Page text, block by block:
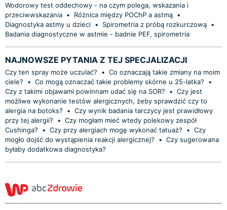
Wodorowy test oddechowy - na czym polega, wskazania i
przeciwwskazania • Różnica między POChP a astmą •
Diagnostyka astmy u dzieci • Spirometria z próbą rozkurczową •
Badania diagnostyczne w astmie - badnie PEF, spirometria
NAJNOWSZE PYTANIA Z TEJ SPECJALIZACJI
Czy ten spray może uczulać? • Co oznaczają takie zmiany na moim
ciele?
• Co mogą oznaczać takie problemy skórne u 25-latka?
•
Czy z takimi objawami powinnam udać się na SOR?
• Czy jest
możliwe wykonanie testów alergicznych, żeby sprawdzić czy to
alergia na botoks?
• Czy wynik badania tarczycy jest prawidłowy
przy tej alergii?
• Czy mogłam mieć wtedy polekowy zespół
Cushinga?
• Czy przy alergiach mogę wykonać tatuaż? • Czy
mogło dojść do wystąpienia reakcji alergicznej?
• Czy sugerowana
byłaby dodatkowa diagnostyka?